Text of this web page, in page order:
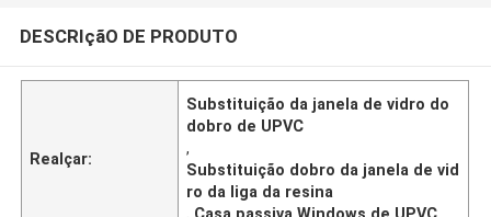
DESCRIçãO DE PRODUTO
Realçar:
Substituição da janela de vidro do
dobro de UPVC
,
Substituição dobro da janela de vid
ro da liga da resina
, Casa passiva Windows de UPVC